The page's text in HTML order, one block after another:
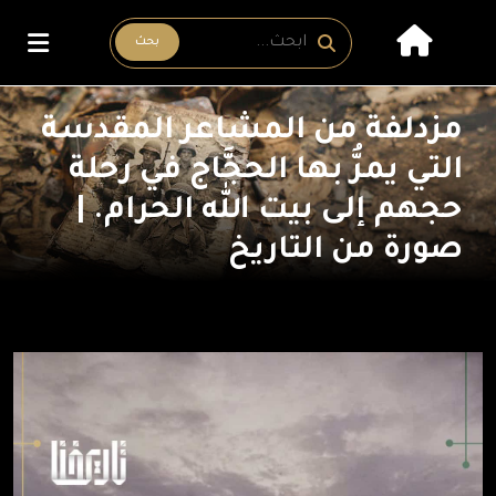
بحث
مزدلفة من المشاعر المقدسة
التي يمرُّ بها الحجَّاج في رحلة
حجهم إلى بيت الله الحرام. |
صورة من التاريخ